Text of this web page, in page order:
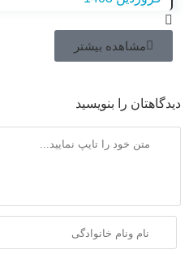
مشاهده بیشتر
دیدگاهتان را بنویسید